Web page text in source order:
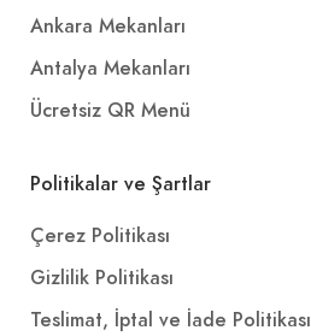
Ankara Mekanları
Antalya Mekanları
Ücretsiz QR Menü
Politikalar ve Şartlar
Çerez Politikası
Gizlilik Politikası
Teslimat, İptal ve İade Politikası